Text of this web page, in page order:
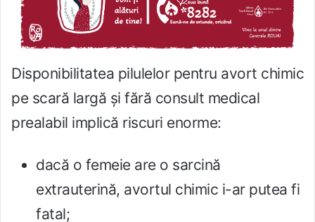
Disponibilitatea pilulelor pentru avort chimic
pe scară largă și fără consult medical
prealabil implică riscuri enorme:
dacă o femeie are o sarcină
extrauterină, avortul chimic i-ar putea fi
fatal;